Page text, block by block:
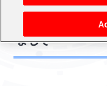
活動履歴
2022.01.18
【シャニマス】
まして